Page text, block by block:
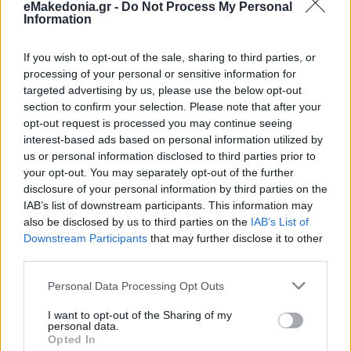
eMakedonia.gr - Do Not Process My Personal
Information
If you wish to opt-out of the sale, sharing to third parties, or
processing of your personal or sensitive information for
targeted advertising by us, please use the below opt-out
section to confirm your selection. Please note that after your
opt-out request is processed you may continue seeing
interest-based ads based on personal information utilized by
us or personal information disclosed to third parties prior to
your opt-out. You may separately opt-out of the further
disclosure of your personal information by third parties on the
IAB’s list of downstream participants. This information may
also be disclosed by us to third parties on the IAB’s List of
Downstream Participants that may further disclose it to other
Please note that this website/app uses one or more Google
not limited to your visit or usage behaviour. You may click to
grant or deny consent to Google and its third-party tags to
use your data for below specified purposes in below Google
Personal Data Processing Opt Outs
I want to opt-out of the Sharing of my
personal data.
Opted In